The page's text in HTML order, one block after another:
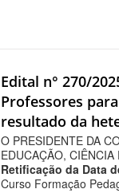
Edital n° 270/
Professores
resultado da
O PRESIDENTE DA
EDUCAÇÃO,
Retificação da Data
Curso Formação